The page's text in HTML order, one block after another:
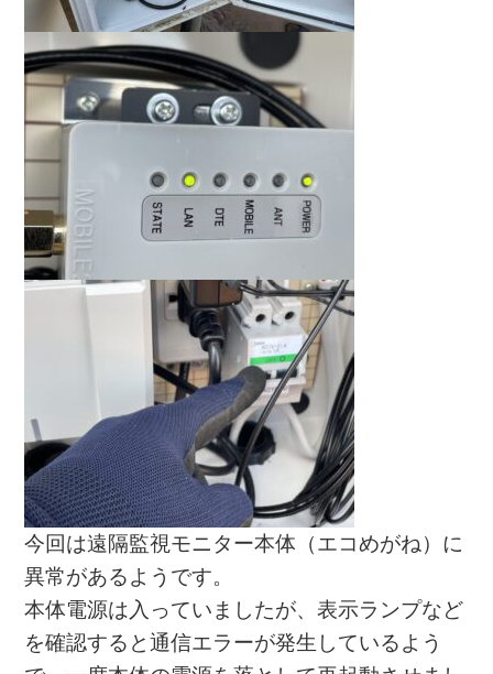
今回は遠隔監視モニター本体（エコめがね）に
異常があるようです。
本体電源は入っていましたが、表示ランプなど
を確認すると通信エラーが発生しているよう